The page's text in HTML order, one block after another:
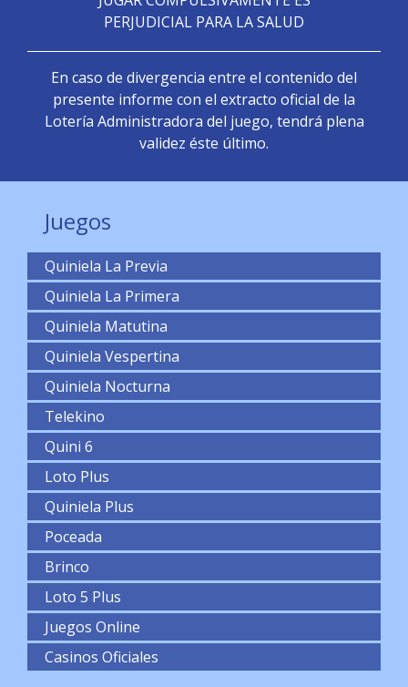
PERJUDICIAL PARA LA SALUD
En caso de divergencia entre el contenido del
presente informe con el extracto oficial de la
Lotería Administradora del juego, tendrá plena
validez éste último.
Juegos
Quiniela La Previa
Quiniela La Primera
Quiniela Matutina
Quiniela Vespertina
Quiniela Nocturna
Telekino
Quini 6
Loto Plus
Quiniela Plus
Poceada
Brinco
Loto 5 Plus
Juegos Online
Casinos Oficiales